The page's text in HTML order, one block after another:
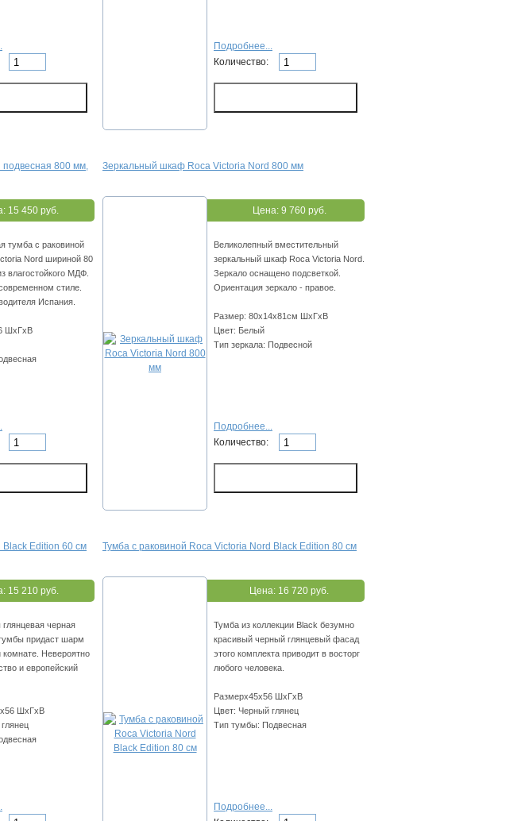
Подробнее...
Количество:
подвесная 800 мм,
15 450 руб.
тумба с раковиной
Nord шириной 80
влагостойкого МДФ.
стиле.
Испания.
ШхГхВ
Зеркальный шкаф Roca Victoria Nord 800 мм
Цена: 9 760 руб.
Великолепный вместительный
зеркальный шкаф Roca Victoria Nord.
Зеркало оснащено подсветкой.
Ориентация зеркало - правое.
Размер: 80х14х81см ШхГхВ
Цвет: Белый
Тип зеркала: Подвесной
Подробнее...
Количество:
Black Edition 60 см
15 210 руб.
глянцевая черная
придаст шарм
Невероятно
и европейский
ШхГхВ
Тумба с раковиной Roca Victoria Nord Black Edition 80 см
Цена: 16 720 руб.
Тумба из коллекции Black безумно
красивый черный глянцевый фасад
этого комплекта приводит в восторг
любого человека.
Размерх45х56 ШхГхВ
Цвет: Черный глянец
Тип тумбы: Подвесная
Подробнее...